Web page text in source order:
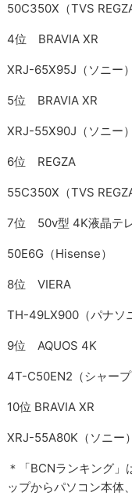
50C350X（TVS REGZA
4位 BRAVIA XR
XRJ-65X95J（ソニー）
5位 BRAVIA XR
XRJ-55X90J（ソニー）
6位 REGZA
55C350X（TVS REGZA
7位 50v型 4K液晶テ
50E6G（Hisense）
8位 VIERA
TH-49LX900（パナソ
9位 AQUOS 4K
4T-C50EN2（シャープ
10位 BRAVIA XR
XRJ-55A80K（ソニー）
＊「BCNランキング」
ップからパソコン本体